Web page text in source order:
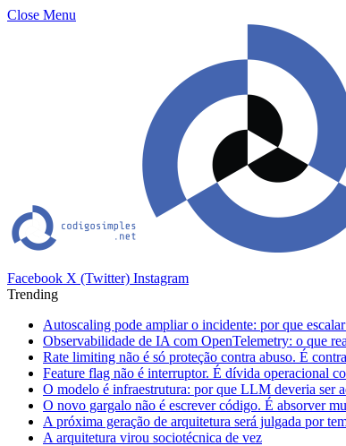
Close Menu
Facebook X (Twitter) Instagram
Trending
Autoscaling pode ampliar o incidente: por que
Observabilidade de IA com OpenTelemetry: o que
Rate limiting não é só proteção contra abuso. É
Feature flag não é interruptor. É dívida operacional
O modelo é infraestrutura: por que LLM deveria ser
O novo gargalo não é escrever código. É absorver
A próxima geração de arquitetura será julgada por
A arquitetura virou sociotécnica de vez